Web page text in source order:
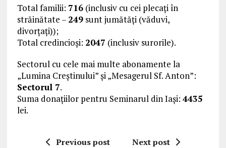
Total familii: 716(inclusiv cu cei plecați în
străinătate – 249sunt jumătăți (văduvi,
divorțați));
Total credincioși: 2047 (inclusiv surorile).
Sectorul cu cele mai multe abonamente la
„Lumina Creștinului” și „Mesagerul Sf. Anton”:
Sectorul 7.
Suma donațiilor pentru Seminarul din Iași: 4435
lei.
Previous post Next post